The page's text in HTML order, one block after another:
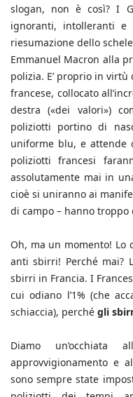
slogan, non è così? I
ignoranti, intolleranti e
riesumazione dello
Emmanuel Macron alla
polizia. E’ proprio in
francese, collocato
destra («dei valori»)
poliziotti portino di
uniforme blu, e attende
poliziotti francesi
assolutamente mai in
cioè si uniranno ai
di campo – hanno troppo
Oh, ma un momento! Lo
anti sbirri! Perché mai?
sbirri in Francia. I
cui odiano l’1% (che
schiaccia), perché gli
Diamo
approvvigionamento e
sono sempre state